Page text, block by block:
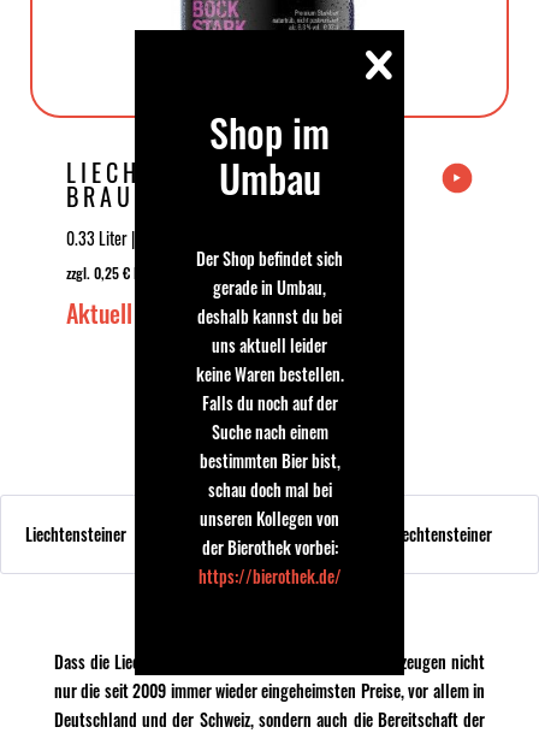
LIECHTENSTEINER
BRAUHAUS CLUB BIER
0.33 Liter | 6.8 % Vol | 3,89 € | (11,79 € * / 1 Liter)
zzgl. 0,25 € EINWEG Pfand
Aktuell Ausverkauft
Aktuell Ausverkauft
Liechtensteiner Liechtensteiner Liechtensteiner Liechtensteiner
Dass die Liechtensteiner ihr Handwerk verstehen, bezeugen nicht
nur die seit 2009 immer wieder eingeheimsten Preise, vor allem in
Deutschland und der Schweiz, sondern auch die Bereitschaft der
Shop im
Umbau
Der Shop befindet sich
gerade in Umbau,
deshalb kannst du bei
uns aktuell leider
keine Waren bestellen.
Falls du noch auf der
Suche nach einem
bestimmten Bier bist,
schau doch mal bei
unseren Kollegen von
der Bierothek vorbei:
https://bierothek.de/